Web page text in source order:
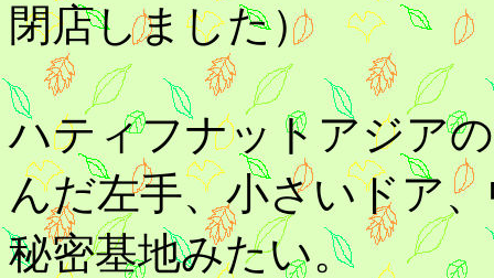
閉店しました）
ハティフナットアジア
んだ左手、小さいドア
秘密基地みたい。